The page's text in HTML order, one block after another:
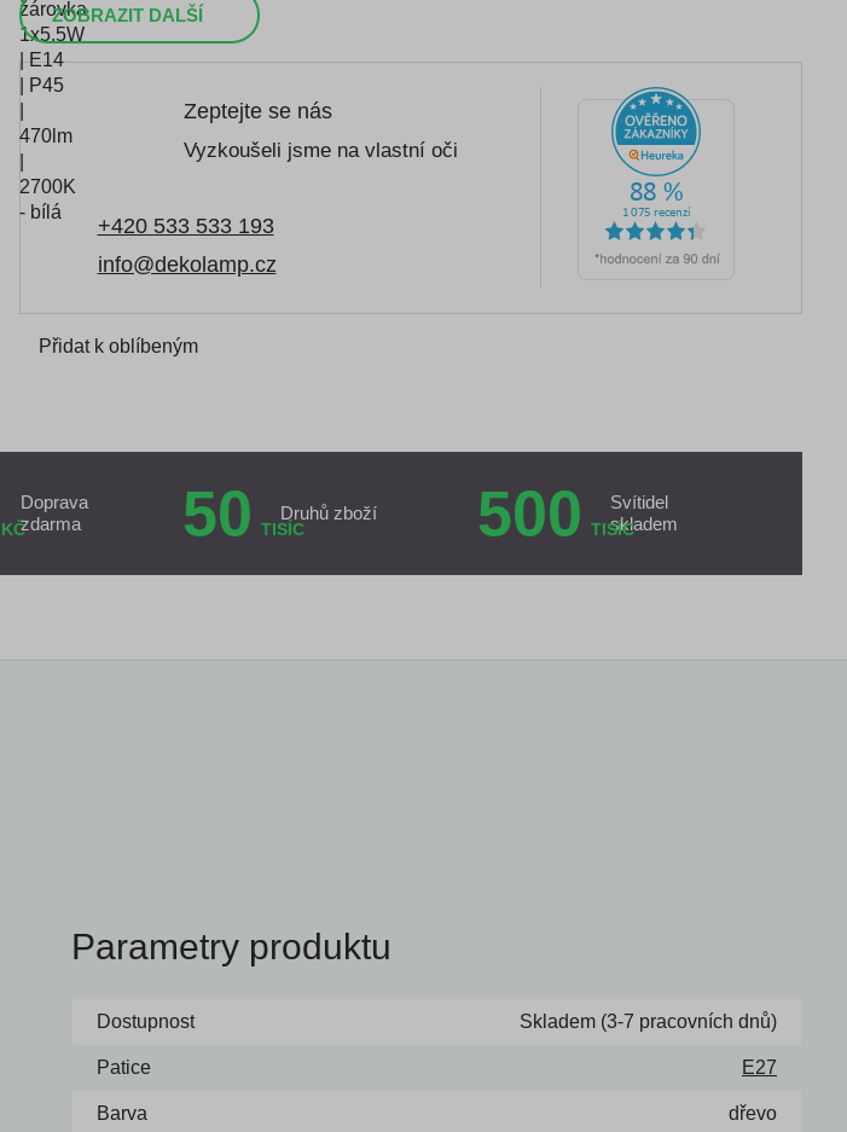
ZOBRAZIT DALŠÍ
Zeptejte se nás
Vyzkoušeli jsme na vlastní oči
+420 533 533 193
info@dekolamp.cz
Přidat k oblíbeným
KČ
Doprava
zdarma
50 TISÍC
Druhů zboží 500 TISÍC
Svítidel
skladem
Parametry produktu
Dostupnost Skladem (3-7 pracovních dnů)
Patice E27
Barva dřevo